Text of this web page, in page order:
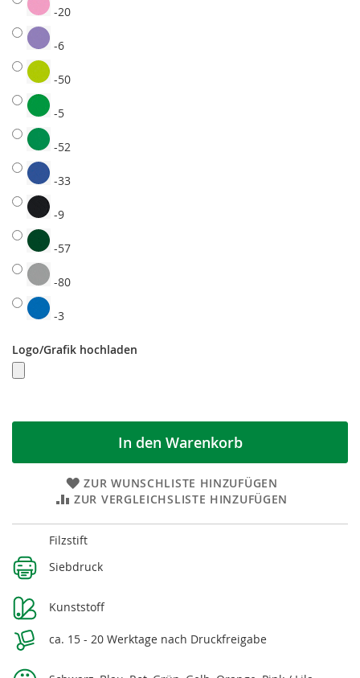
-20
-6
-50
-5
-52
-33
-9
-57
-80
-3
Logo/Grafik hochladen
In den Warenkorb
ZUR WUNSCHLISTE HINZUFÜGEN
ZUR VERGLEICHSLISTE HINZUFÜGEN
Informationen
Filzstift
Siebdruck
Kunststoff
ca. 15 - 20 Werktage nach Druckfreigabe